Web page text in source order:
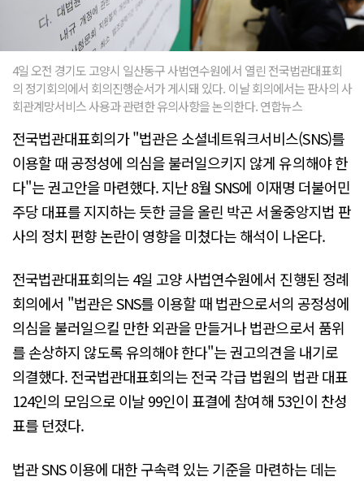
4일 오전 경기도 고양시 일산동구 사법연수원에서 열린 전국법관대표회
의 정기회의에서 회의진행순서가 게시돼 있다. 이날 회의에서는 판사의 사
회관계망서비스 사용과 관련한 유의사항을 논의한다. 연합뉴스
전국법관대표회의가 "법관은 소셜네트워크서비스(SNS)를
이용할 때 공정성에 의심을 불러일으키지 않게 유의해야 한
다"는 권고안을 마련했다. 지난 8월 SNS에 이재명 더불어민
주당 대표를 지지하는 듯한 글을 올린 박곤 서울중앙지법 판
사의 정치 편향 논란이 영향을 미쳤다는 해석이 나온다.
전국법관대표회의는 4일 고양 사법연수원에서 진행된 정례
회의에서 "법관은 SNS를 이용할 때 법관으로서의 공정성에
의심을 불러일으킬 만한 외관을 만들거나 법관으로서 품위
를 손상하지 않도록 유의해야 한다"는 권고의견을 내기로
의결했다. 전국법관대표회의는 전국 각급 법원의 법관 대표
124인의 모임으로 이날 99인이 표결에 참여해 53인이 찬성
표를 던졌다.
법관 SNS 이용에 대한 구속력 있는 기준을 마련하는 데는